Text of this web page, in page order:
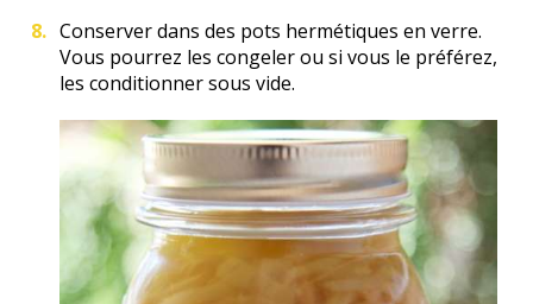
Conserver dans des pots hermétiques en verre.
Vous pourrez les congeler ou si vous le préférez,
les conditionner sous vide.